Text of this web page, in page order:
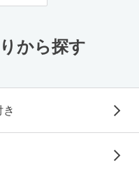
から探す